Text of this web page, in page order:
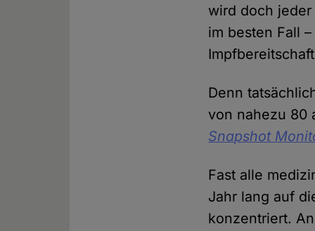
wird doch
im besten Fall
Denn
von nahezu 80
Snapshot
Fast alle
Jahr lang auf
konzentriert.